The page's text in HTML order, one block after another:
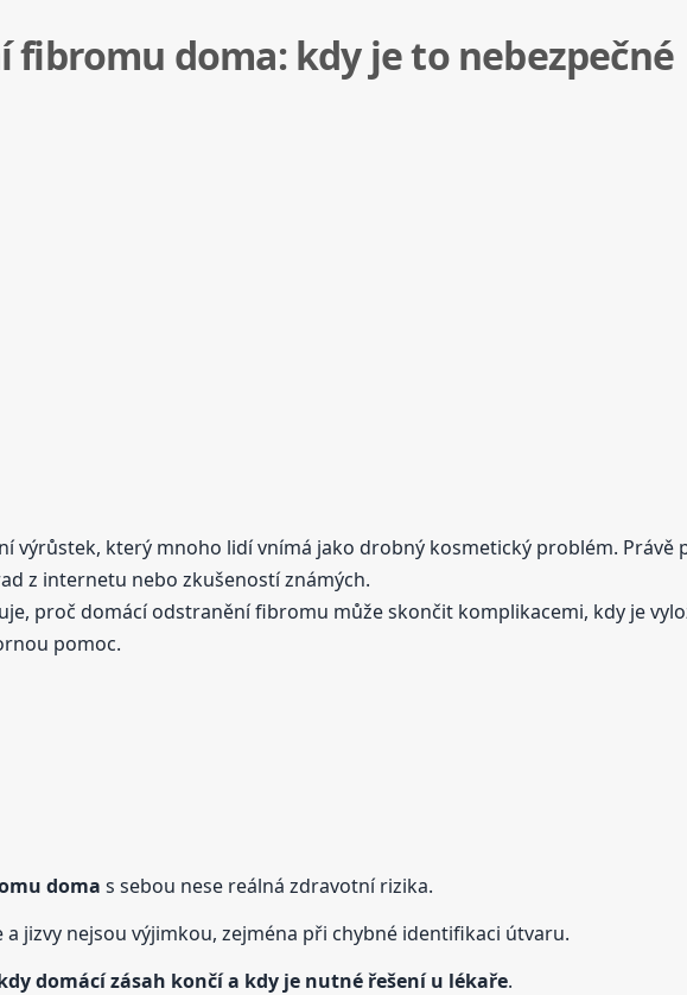
fibromu doma: kdy je to nebezpečné
výrůstek, který mnoho lidí vnímá jako drobný kosmetický problém. Právě
z internetu nebo zkušeností známých.
proč domácí odstranění fibromu může skončit komplikacemi, kdy je
pomoc.
doma s sebou nese reálná zdravotní rizika.
a jizvy nejsou výjimkou, zejména při chybné identifikaci útvaru.
domácí zásah končí a kdy je nutné řešení u lékaře.